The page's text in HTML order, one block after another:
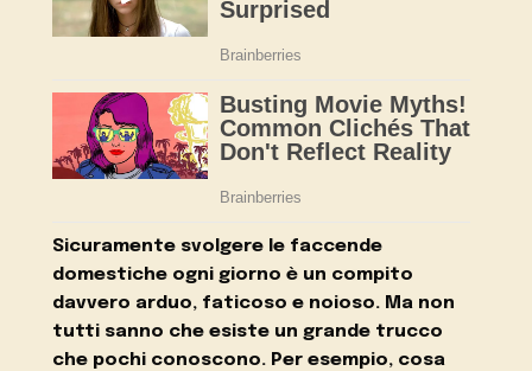
Sicuramente svolgere le faccende
domestiche ogni giorno è un compito
davvero arduo, faticoso e noioso. Ma non
tutti sanno che esiste un grande trucco
che pochi conoscono. Per esempio, cosa